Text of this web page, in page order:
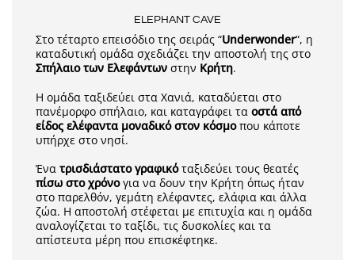
ELEPHANT CAVE
Στο τέταρτο επεισόδιο της σειράς “Underwonder“, η
καταδυτική ομάδα σχεδιάζει την αποστολή της στο
Σπήλαιο των Ελεφάντων στην Κρήτη.
Η ομάδα ταξιδεύει στα Χανιά, καταδύεται στο
πανέμορφο σπήλαιο, και καταγράφει τα οστά από
είδος ελέφαντα μοναδικό στον κόσμοπου κάποτε
υπήρχε στο νησί.
Ένα τρισδιάστατο γραφικόταξιδεύει τους θεατές
πίσω στο χρόνογια να δουν την Κρήτη όπως ήταν
στο παρελθόν, γεμάτη ελέφαντες, ελάφια και άλλα
ζώα. Η αποστολή στέφεται με επιτυχία και η ομάδα
αναλογίζεται το ταξίδι, τις δυσκολίες και τα
απίστευτα μέρη που επισκέφτηκε.